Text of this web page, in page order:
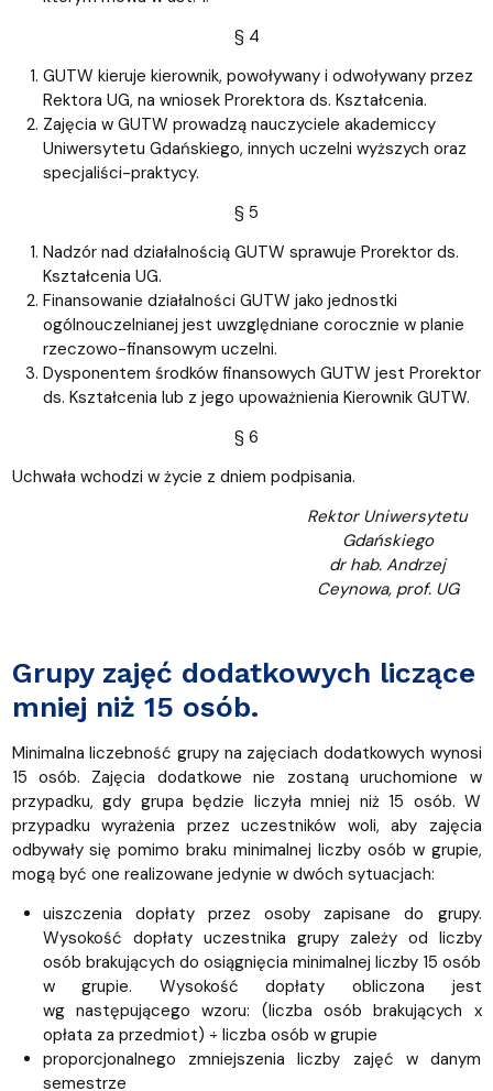
§ 4
GUTW kieruje kierownik, powoływany i odwoływany przez
Rektora UG, na wniosek Prorektora ds. Kształcenia.
Zajęcia w GUTW prowadzą nauczyciele akademiccy
Uniwersytetu Gdańskiego, innych uczelni wyższych oraz
specjaliści-praktycy.
§ 5
Nadzór nad działalnością GUTW sprawuje Prorektor ds.
Kształcenia UG.
Finansowanie działalności GUTW jako jednostki
ogólnouczelnianej jest uwzględniane corocznie w planie
rzeczowo-finansowym uczelni.
Dysponentem środków finansowych GUTW jest Prorektor
ds. Kształcenia lub z jego upoważnienia Kierownik GUTW.
§ 6
Uchwała wchodzi w życie z dniem podpisania.
Rektor Uniwersytetu
Gdańskiego
dr hab. Andrzej
Ceynowa, prof. UG
Grupy zajęć dodatkowych liczące
mniej niż 15 osób.
Minimalna liczebność grupy na zajęciach dodatkowych wynosi
15 osób. Zajęcia dodatkowe nie zostaną uruchomione w
przypadku, gdy grupa będzie liczyła mniej niż 15 osób. W
przypadku wyrażenia przez uczestników woli, aby zajęcia
odbywały się pomimo braku minimalnej liczby osób w grupie,
mogą być one realizowane jedynie w dwóch sytuacjach:
uiszczenia dopłaty przez osoby zapisane do grupy.
Wysokość dopłaty uczestnika grupy zależy od liczby
osób brakujących do osiągnięcia minimalnej liczby 15 osób
w grupie. Wysokość dopłaty obliczona jest
wg następującego wzoru: (liczba osób brakujących x
opłata za przedmiot) ÷ liczba osób w grupie
proporcjonalnego zmniejszenia liczby zajęć w danym
semestrze